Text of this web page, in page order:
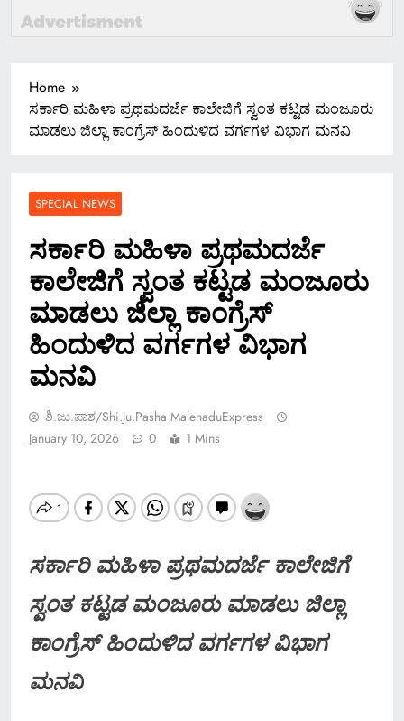
Home
ಸರ್ಕಾರಿ ಮಹಿಳಾ ಪ್ರಥಮದರ್ಜೆ ಕಾಲೇಜಿಗೆ ಸ್ವಂತ ಕಟ್ಟಡ ಮಂಜೂರು
ಮಾಡಲು ಜಿಲ್ಲಾ ಕಾಂಗ್ರೆಸ್ ಹಿಂದುಳಿದ ವರ್ಗಗಳ ವಿಭಾಗ ಮನವಿ
SPECIAL NEWS
ಸರ್ಕಾರಿ ಮಹಿಳಾ ಪ್ರಥಮದರ್ಜೆ
ಕಾಲೇಜಿಗೆ ಸ್ವಂತ ಕಟ್ಟಡ ಮಂಜೂರು
ಮಾಡಲು ಜಿಲ್ಲಾ ಕಾಂಗ್ರೆಸ್
ಹಿಂದುಳಿದ ವರ್ಗಗಳ ವಿಭಾಗ
ಮನವಿ
ಶಿ.ಜು.ಪಾಶ/Shi.ju.pasha MalenaduExpress
January 10, 2026
0 1 Mins
ಸರ್ಕಾರಿ ಮಹಿಳಾ ಪ್ರಥಮದರ್ಜೆ ಕಾಲೇಜಿಗೆ
ಸ್ವಂತ ಕಟ್ಟಡ ಮಂಜೂರು ಮಾಡಲು ಜಿಲ್ಲಾ
ಕಾಂಗ್ರೆಸ್ ಹಿಂದುಳಿದ ವರ್ಗಗಳ ವಿಭಾಗ
ಮನವಿ